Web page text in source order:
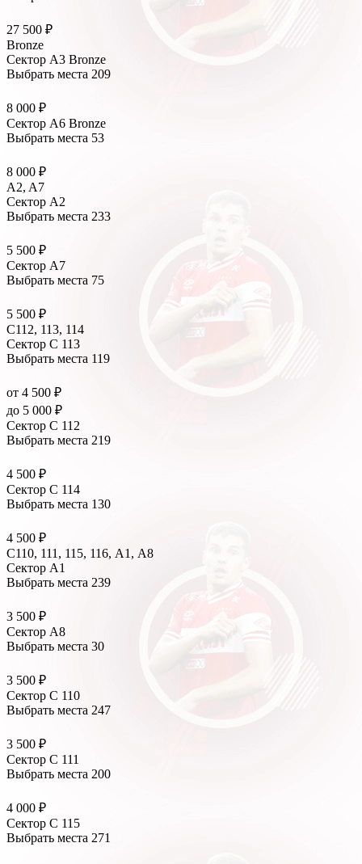
27 500 ₽
Bronze
Сектор А3 Bronze
Выбрать места 209
8 000 ₽
Сектор А6 Bronze
Выбрать места 53
8 000 ₽
A2, A7
Сектор А2
Выбрать места 233
5 500 ₽
Сектор А7
Выбрать места 75
5 500 ₽
С112, 113, 114
Сектор C 113
Выбрать места 119
от 4 500 ₽
до 5 000 ₽
Сектор C 112
Выбрать места 219
4 500 ₽
Сектор C 114
Выбрать места 130
4 500 ₽
C110, 111, 115, 116, А1, A8
Сектор A1
Выбрать места 239
3 500 ₽
Сектор A8
Выбрать места 30
3 500 ₽
Сектор C 110
Выбрать места 247
3 500 ₽
Сектор C 111
Выбрать места 200
4 000 ₽
Сектор C 115
Выбрать места 271